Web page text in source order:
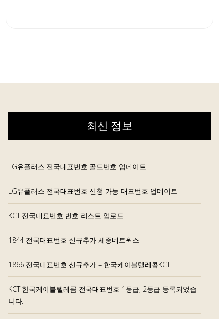
최신 정보
LG유플러스 전국대표번호 골드번호 업데이트
LG유플러스 전국대표번호 신청 가능 대표번호 업데이트
KCT 전국대표번호 번호 리스트 업로드
1844 전국대표번호 신규추가 세종네트웍스
1866 전국대표번호 신규추가 – 한국케이블텔레콤KCT
KCT 한국케이블텔레콤 전국대표번호 1등급, 2등급 등록되었습
니다.